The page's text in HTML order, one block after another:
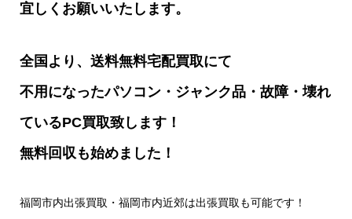
宜しくお願いいたします。
全国より、送料無料宅配買取にて
不用になったパソコン・ジャンク品・故障・壊れ
ているPC買取致します！
無料回収も始めました！
福岡市内出張買取・福岡市内近郊は出張買取も可能です！